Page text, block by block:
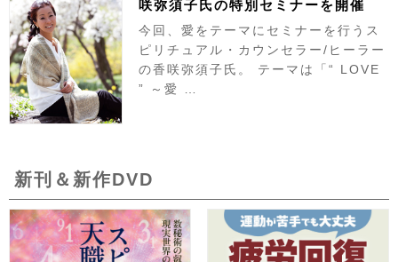
咲弥須子氏の特別セミナーを開催
今回、愛をテーマにセミナーを行うス
ピリチュアル・カウンセラー/ヒーラー
の香咲弥須子氏。 テーマは「“ LOVE
” ～愛 …
新刊＆新作DVD